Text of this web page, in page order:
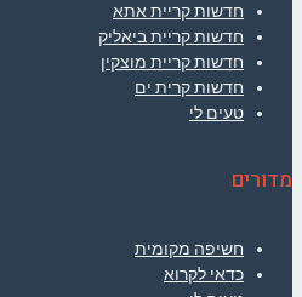
חדשות קריית אתא
חדשות קריית ביאליק
חדשות קריית מוצקין
חדשות קרית ים
טעים לי
מדורים
חשיפה מקומית
כדאי לקרוא